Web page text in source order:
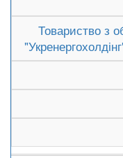
Товариство з